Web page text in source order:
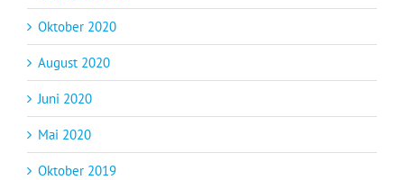
Oktober 2020
August 2020
Juni 2020
Mai 2020
Oktober 2019